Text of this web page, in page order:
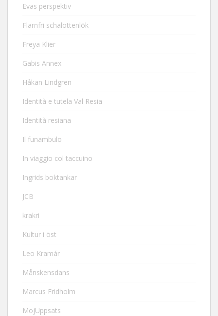
Evas perspektiv
Flarnfri schalottenlök
Freya Klier
Gabis Annex
Håkan Lindgren
Identità e tutela Val Resia
Identità resiana
Il funambulo
In viaggio col taccuino
Ingrids boktankar
JCB
krakri
Kultur i öst
Leo Kramár
Månskensdans
Marcus Fridholm
MojUppsats